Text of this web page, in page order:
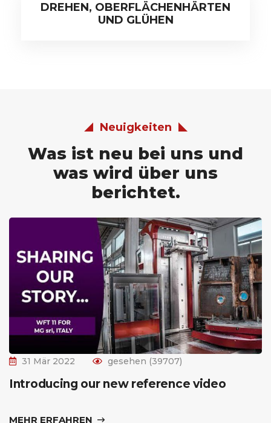
DREHEN, OBERFLÄCHENHÄRTEN
UND GLÜHEN
Neuigkeiten
Was ist neu bei uns und
was wird über uns
berichtet.
31 Mär 2022 gesehen (39707)
Introducing our new reference video
MEHR ERFAHREN